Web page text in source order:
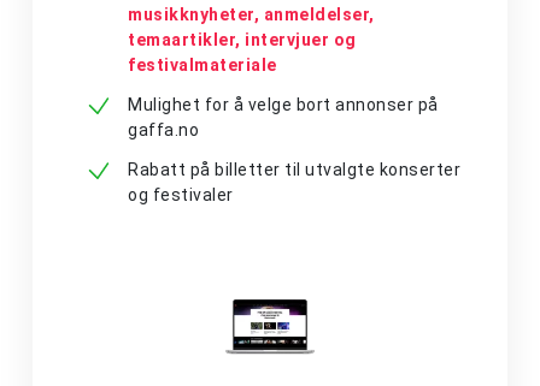
musikknyheter, anmeldelser,
temaartikler, intervjuer og
festivalmateriale
Mulighet for å velge bort annonser på
gaffa.no
Rabatt på billetter til utvalgte konserter
og festivaler